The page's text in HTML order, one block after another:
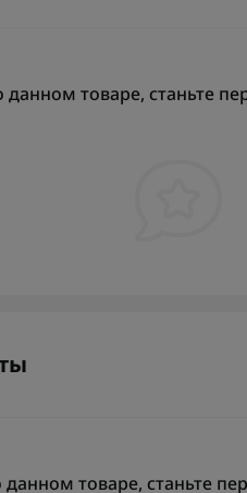
данном товаре, станьте
товаре, станьте